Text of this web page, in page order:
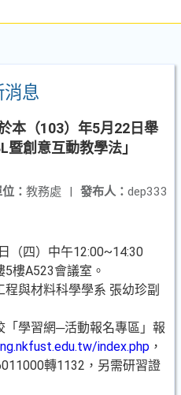
消息
本（103）年5月22日舉
創意互動教學法」
發布人： dep333
： 教務處 |
（四）中午12:00~14:30
樓A523會議室。
與材料科學學系 張幼珍副
「學習網─活動報名專區」報
index.php ，
轉1132，另需研習證